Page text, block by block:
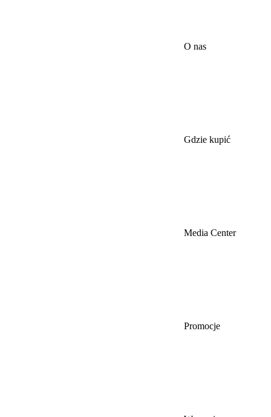
O nas
Gdzie kupić
Media Center
Promocje